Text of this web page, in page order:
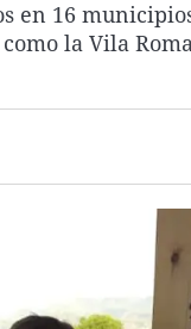
en 16
la Vila